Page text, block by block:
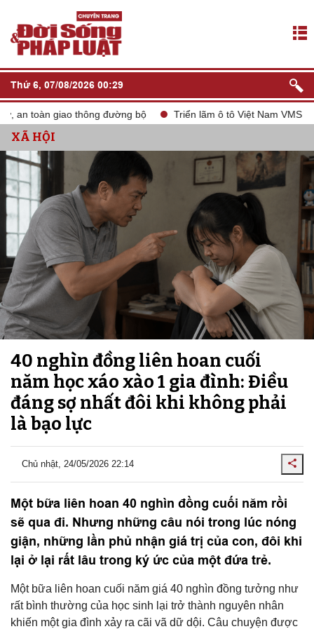
Thứ 6, 07/08/2026 00:29
toàn giao thông đường bộ Triển lãm ô tô Việt Nam VMS 2024
XÃ HỘI
40 nghìn đồng liên hoan cuối
năm học xáo xào 1 gia đình: Điều
đáng sợ nhất đôi khi không phải
là bạo lực
Chủ nhật, 24/05/2026 22:14
Một bữa liên hoan 40 nghìn đồng cuối năm rồi
sẽ qua đi. Nhưng những câu nói trong lúc nóng
giận, những lần phủ nhận giá trị của con, đôi khi
lại ở lại rất lâu trong ký ức của một đứa trẻ.
Một bữa liên hoan cuối năm giá 40 nghìn đồng tưởng như
rất bình thường của học sinh lại trở thành nguyên nhân
khiến một gia đình xảy ra cãi vã dữ dội. Câu chuyện được